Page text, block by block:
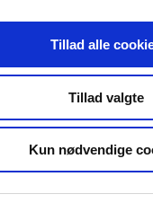
Tillad alle
Tillad valgte
Kun nødvendige